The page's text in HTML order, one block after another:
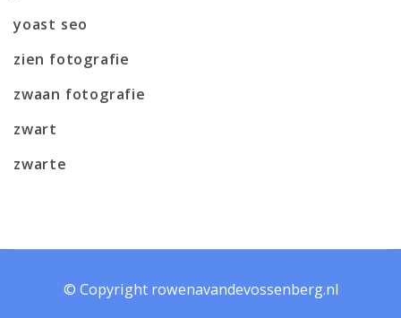
yoast seo
zien fotografie
zwaan fotografie
zwart
zwarte
© Copyright rowenavandevossenberg.nl